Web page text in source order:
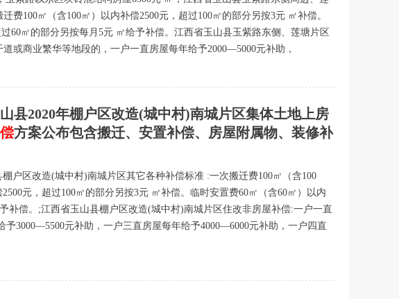
费100㎡（含100㎡）以内补偿2500元，超过100㎡的部分另按3元 ㎡补偿。
60㎡的部分另按每月5元 ㎡给予补偿。江西省玉山县玉紫路东侧、莲塘片区
或商业繁华等地段的，一户一直房屋每年给予2000—5000元补助，
县2020年棚户区改造(城中村)南城片区集体土地上房
方案公布包含搬迁、安置补偿、房屋附属物、装修补
户区改造(城中村)南城片区其它各种补偿标准 :一次搬迁费100㎡（含100
2500元，超过100㎡的部分另按3元 ㎡补偿。临时安置费60㎡（含60㎡）以内
补偿。;江西省玉山县棚户区改造(城中村)南城片区住改非房屋补偿:一户一直
3000—5500元补助，一户三直房屋每年给予4000—6000元补助，一户四直